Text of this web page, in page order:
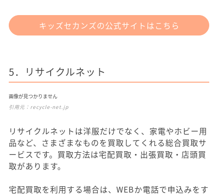
キッズセカンズの公式サイトはこちら
5．リサイクルネット
画像が見つかりません
引用元： recycle-net.jp
リサイクルネットは洋服だけでなく、家電やホビー用
品など、さまざまなものを買取してくれる総合買取サ
ービスです。買取方法は宅配買取・出張買取・店頭買
取があります。
宅配買取を利用する場合は、WEBか電話で申込みをす